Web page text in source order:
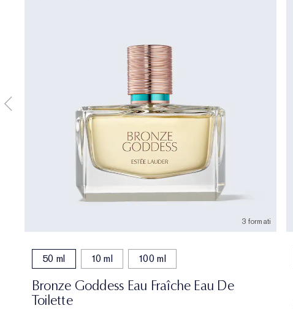
3 formati
50 ml 10 ml 100 ml
Bronze Goddess Eau Fraîche Eau De
Toilette